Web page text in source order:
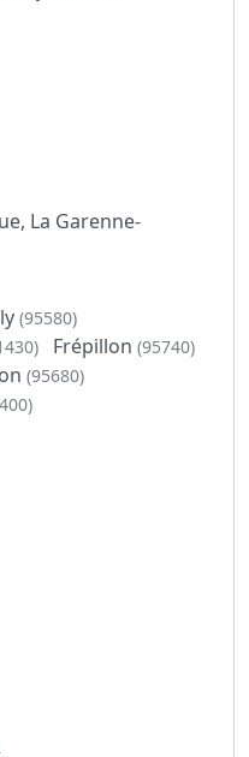
La Garenne-
(95580)
Frépillon (95740)
(95680)